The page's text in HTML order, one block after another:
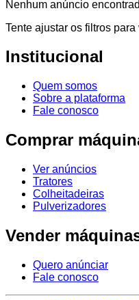
Nenhum anúncio
Tente ajustar os filtros
Institucional
Quem somos
Sobre a plataforma
Fale conosco
Comprar
Ver anúncios
Tratores
Colheitadeiras
Pulverizadores
Vender
Quero anúnciar
Fale conosco